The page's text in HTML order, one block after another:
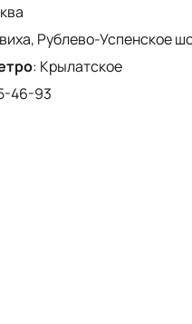
Рублево-Успенское
: Крылатское
46-93